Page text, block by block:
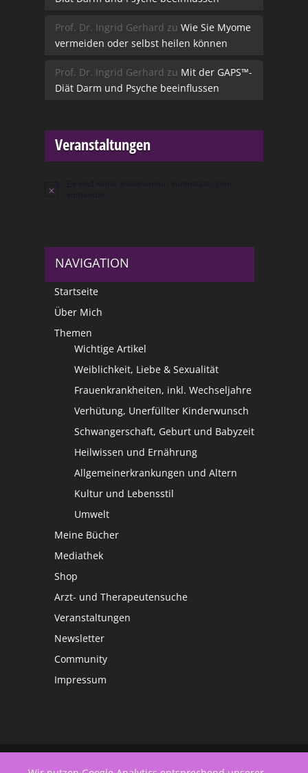
Prof. Dr. Ingrid Gerhard zu Wie Sie Myome
vermeiden oder selbst heilen können
Prof. Dr. Ingrid Gerhard zu Mit der GAPS™-
Diät Darm und Psyche beeinflussen
Veranstaltungen
Hinweis
NAVIGATION
Startseite
Über Mich
Themen
Wichtige Artikel
Weiblichkeit, Liebe & Sexualität
Frauenkrankheiten, inkl. Wechseljahre
Verhütung, Unerfüllter Kinderwunsch
Schwangerschaft, Geburt und Babyzeit
Heilwissen und Ernährung
Allgemeinerkrankungen und Altern
Kultur und Lebensstil
Umwelt
Meine Bücher
Mediathek
Shop
Arzt- und Therapeutensuche
Veranstaltungen
Newsletter
Community
Impressum